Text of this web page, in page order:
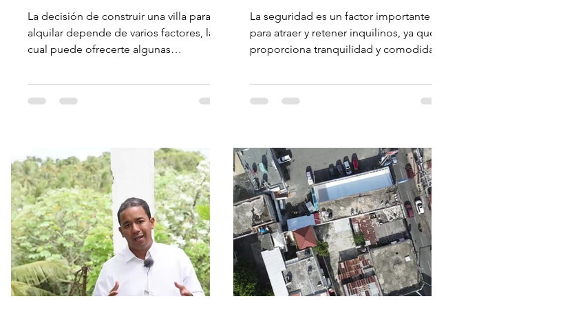
La decisión de construir una villa para
alquilar depende de varios factores, la
cual puede ofrecerte algunas
Propiedad.
La seguridad es un factor importante
para atraer y retener inquilinos, ya que
proporciona tranquilidad y comodidad.